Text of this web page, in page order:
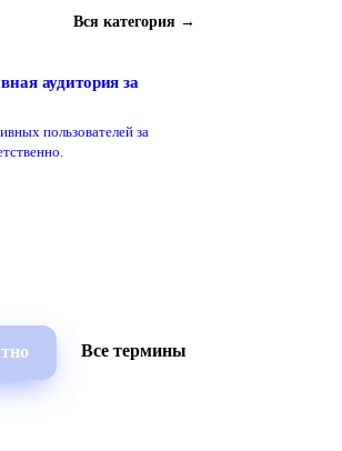
Вся категория →
аудитория за
пользователей за
Все термины